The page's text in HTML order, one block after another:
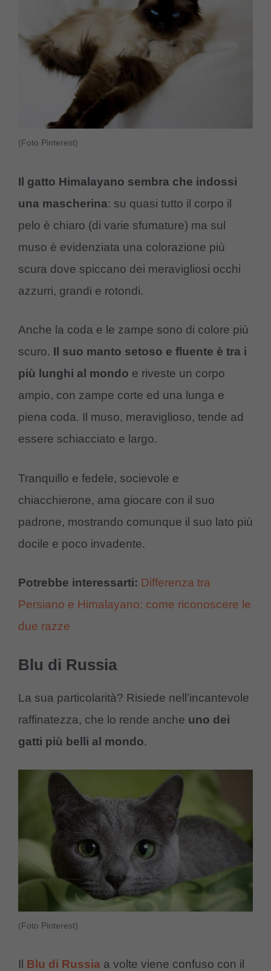
(Foto Pinterest)
Il gatto Himalayano sembra che indossi
una mascherina: su quasi tutto il corpo il
pelo è chiaro (di varie sfumature) ma sul
muso è evidenziata una colorazione più
scura dove spiccano dei meravigliosi occhi
azzurri, grandi e rotondi.
Anche la coda e le zampe sono di colore più
scuro. Il suo manto setoso e fluente è tra i
più lunghi al mondo e riveste un corpo
ampio, con zampe corte ed una lunga e
piena coda. Il muso, meraviglioso, tende ad
essere schiacciato e largo.
Tranquillo e fedele, socievole e
chiacchierone, ama giocare con il suo
padrone, mostrando comunque il suo lato più
docile e poco invadente.
Potrebbe interessarti: Differenza tra
Persiano e Himalayano: come riconoscere le
due razze
Blu di Russia
La sua particolarità? Risiede nell’incantevole
raffinatezza, che lo rende anche uno dei
gatti più belli al mondo.
(Foto Pinterest)
Il Blu di Russia a volte viene confuso con il